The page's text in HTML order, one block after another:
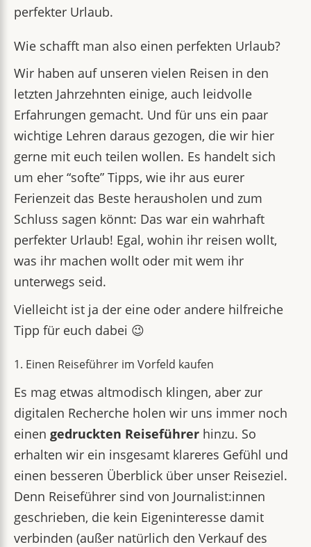
perfekter Urlaub.
Wie schafft man also einen perfekten Urlaub?
Wir haben auf unseren vielen Reisen in den
letzten Jahrzehnten einige, auch leidvolle
Erfahrungen gemacht. Und für uns ein paar
wichtige Lehren daraus gezogen, die wir hier
gerne mit euch teilen wollen. Es handelt sich
um eher “softe” Tipps, wie ihr aus eurer
Ferienzeit das Beste herausholen und zum
Schluss sagen könnt: Das war ein wahrhaft
perfekter Urlaub! Egal, wohin ihr reisen wollt,
was ihr machen wollt oder mit wem ihr
unterwegs seid.
Vielleicht ist ja der eine oder andere hilfreiche
Tipp für euch dabei 😉
1. Einen Reiseführer im Vorfeld kaufen
Es mag etwas altmodisch klingen, aber zur
digitalen Recherche holen wir uns immer noch
einen gedruckten Reiseführer hinzu. So
erhalten wir ein insgesamt klareres Gefühl und
einen besseren Überblick über unser Reiseziel.
Denn Reiseführer sind von Journalist:innen
geschrieben, die kein Eigeninteresse damit
verbinden (außer natürlich den Verkauf des